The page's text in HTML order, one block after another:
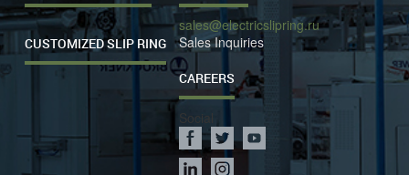
CUSTOMIZED SLIP RING
sales@electricslipring.ru
Sales Inquiries
CAREERS
Social